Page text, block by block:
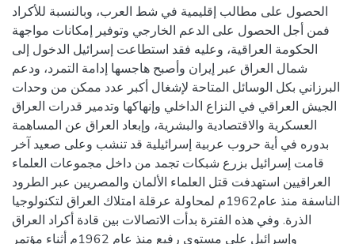
الحصول على مطالب إقليمية في شط العرب، وبالنسبة للأكراد
فمن أجل الحصول على الدعم الخارجي وتوفير إمكانات مواجهة
الحكومة العراقية، وعليه فقد استطاعت إسرائيل الدخول إلى
شمال العراق عبر إيران وأصبح هاجسها إدامة التمرد، ودعم
البرزاني بكل الوسائل المتاحة لإشغال أكبر عدد ممكن من وحدات
الجيش العراقي في النزاع الداخلي وإنهاكها وتدمير قدرات العراق
العسكرية والاقتصادية والبشرية، وإبعاد العراق عن المساهمة
بدوره في أية حروب عربية إسرائيلية قد تنشب وعلى صعيد آخر
قامت إسرائيل بزرع شبكات تجمد من داخل مجموعات العلماء
العراقيين استهدفت قتل العلماء الألمان والمصريين عبر الطرود
الناسفة منذ عام1962م لمحاولة عرقلة امتلاك العراق لتكنولوجيا
الذرة. وفي هذه الفترة بدأت الاتصالات بين قادة أكراد العراق
وإسرائيل على مستوى رفيع منذ عام 1962م أثناء مؤتمر